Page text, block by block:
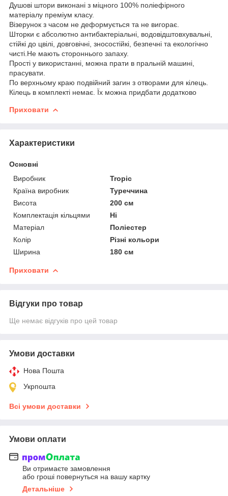
Душові штори виконані з міцного 100% поліефірного
матеріалу преміум класу.
Візерунок з часом не деформується та не вигорає.
Шторки є абсолютно антибактеріальні, водовідштовхувальні,
стійкі до цвілі, довговічні, зносостійкі, безпечні та екологічно
чисті.Не мають стороннього запаху.
Прості у використанні, можна прати в пральній машині,
прасувати.
По верхньому краю подвійний загин з отворами для кілець.
Кілець в комплекті немає. Їх можна придбати додатково
Приховати
Характеристики
Основні
Виробник
Tropic
Країна виробник
Туреччина
Висота
200 см
Комплектація кільцями
Ні
Матеріал
Поліестер
Колір
Різні кольори
Ширина
180 см
Приховати
Відгуки про товар
Ще немає відгуків про цей товар
Умови доставки
Нова Пошта
Укрпошта
Всі умови доставки
Умови оплати
Ви отримаєте замовлення
або гроші повернуться на вашу картку
Детальніше